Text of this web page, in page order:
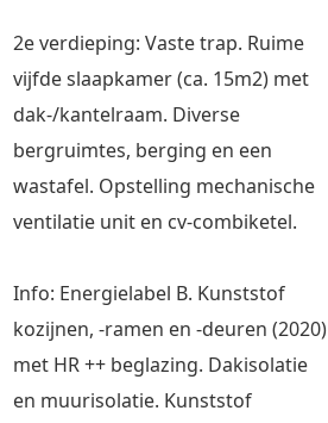
2e verdieping: Vaste trap. Ruime
vijfde slaapkamer (ca. 15m2) met
dak-/kantelraam. Diverse
bergruimtes, berging en een
wastafel. Opstelling mechanische
ventilatie unit en cv-combiketel.
Info: Energielabel B. Kunststof
kozijnen, -ramen en -deuren (2020)
met HR ++ beglazing. Dakisolatie
en muurisolatie. Kunststof